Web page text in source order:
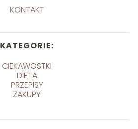
KONTAKT
KATEGORIE:
CIEKAWOSTKI
DIETA
PRZEPISY
ZAKUPY